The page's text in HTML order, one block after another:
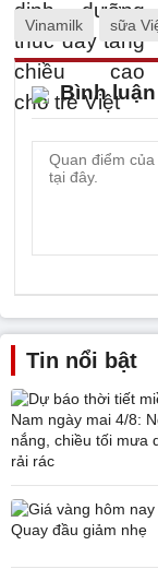
Vinamilk sữa
Bình luận
Tin nổi bật